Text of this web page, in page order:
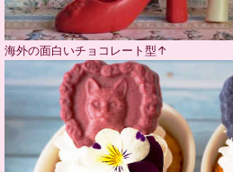
海外の面白いチョコレート型↑